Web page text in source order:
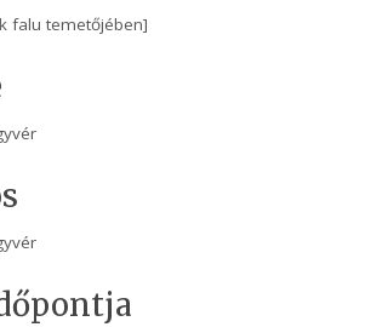
falu temetőjében]